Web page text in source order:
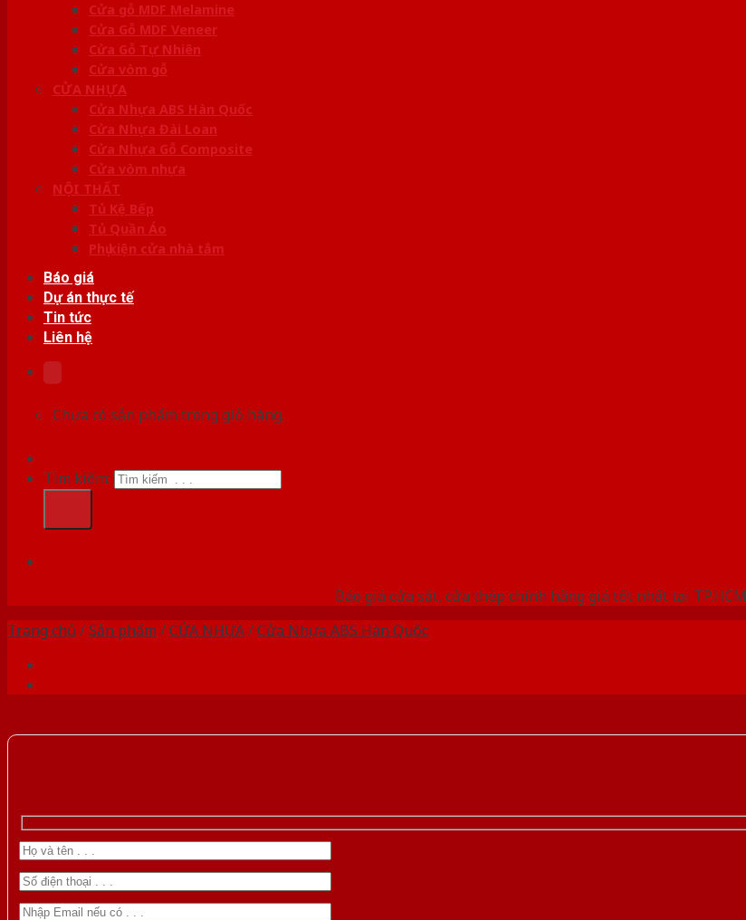
Cửa gỗ MDF Melamine
Cửa Gỗ MDF Veneer
Cửa Gỗ Tự Nhiên
Cửa vòm gỗ
CỬA NHỰA
Cửa Nhựa ABS Hàn Quốc
Cửa Nhựa Đài Loan
Cửa Nhựa Gỗ Composite
Cửa vòm nhựa
NỘI THẤT
Tủ Kệ Bếp
Tủ Quần Áo
Phụ kiện cửa nhà tắm
Báo giá
Dự án thực tế
Tin tức
Liên hệ
Chưa có sản phẩm trong giỏ hàng.
Tìm kiếm:
Báo giá cửa sắt, cửa thép chính hãng giá tốt nhất tại TP.HCM
Trang chủ /Sản phẩm /CỬA NHỰA/Cửa Nhựa ABS Hàn Quốc